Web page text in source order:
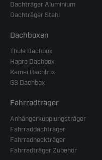
Dachträger Aluminium
Dachträger Stahl
Dachboxen
Thule Dachbox
Hapro Dachbox
Kamei Dachbox
G3 Dachbox
Fahrradträger
Anhängerkupplungsträger
Fahrraddachträger
Fahrradheckträger
Fahrradträger Zubehör